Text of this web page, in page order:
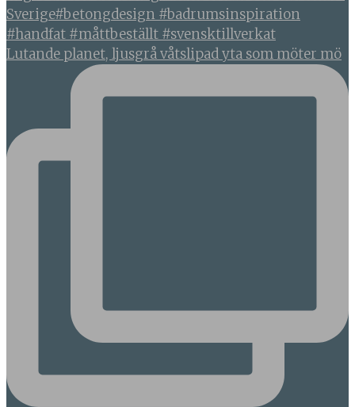
Lutande planet, ljusgrå våtslipad yta som möter mö